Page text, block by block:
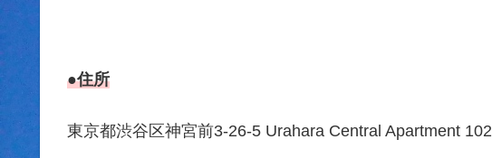
●住所
東京都渋谷区神宮前3-26-5 Urahara Central Apartment 102